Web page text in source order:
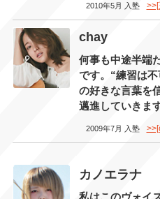
2010年5月 入塾
chay
何事も中途半端
です。“練習は
の好きな言葉を
邁進していきます
2009年7月 入塾
カノエラナ
私はこのヴォイ